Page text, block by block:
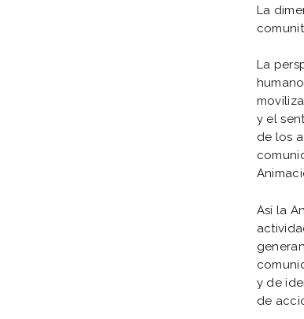
La
La
y el
de los
Así la
y de
de